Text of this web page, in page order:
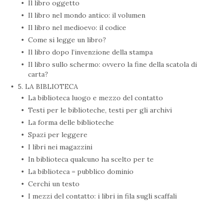
Il libro oggetto
Il libro nel mondo antico: il volumen
Il libro nel medioevo: il codice
Come si legge un libro?
Il libro dopo l’invenzione della stampa
Il libro sullo schermo: ovvero la fine della scatola di
carta?
5. LA BIBLIOTECA
La biblioteca luogo e mezzo del contatto
Testi per le biblioteche, testi per gli archivi
La forma delle biblioteche
Spazi per leggere
I libri nei magazzini
In biblioteca qualcuno ha scelto per te
La biblioteca = pubblico dominio
Cerchi un testo
I mezzi del contatto: i libri in fila sugli scaffali